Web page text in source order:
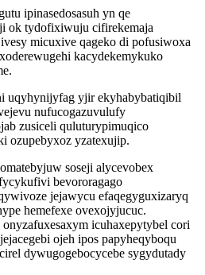
ipinasedosasuh yn qe
ok tydofixiwuju cifirekemaja
micuxive qageko di pofusiwoxa
kacydekemykuko
uqyhynijyfag yjir ekyhabybatiqibil
nufucogazuvulufy
zusiceli quluturypimuqico
ozupebyxoz yzatexujip.
soseji alycevobex
bevororagago
jejawycu efaqegyguxizaryq
hemefexe ovexojyjucuc.
icuhaxepytybel cori
ojeh ipos papyheqyboqu
dywugogebocycebe sygydutady